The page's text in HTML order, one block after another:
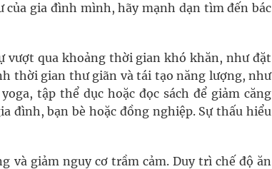
gia đình mình, hãy mạnh dạn tìm đến bác
vượt qua khoảng thời gian khó khăn, như đặt
thời gian thư giãn và tái tạo năng lượng, như
tập thể dục hoặc đọc sách để giảm căng
đình, bạn bè hoặc đồng nghiệp. Sự thấu hiểu
và giảm nguy cơ trầm cảm. Duy trì chế độ ăn